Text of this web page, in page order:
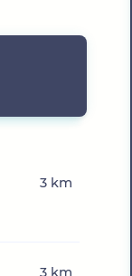
3 km
3 km